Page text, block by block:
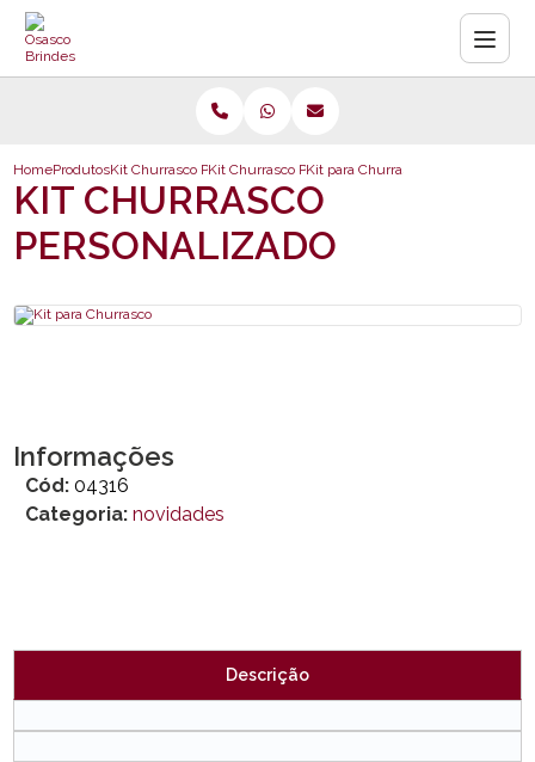
HomeProdutosKit Churrasco PersonalizadoKit Churrasco Personalizado
Kit para Churrasco
KIT CHURRASCO
PERSONALIZADO
Informações
Cód: 04316
Categoria: novidades
Descrição